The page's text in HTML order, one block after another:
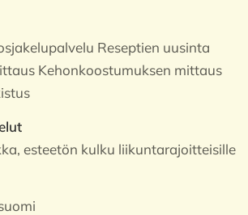
Reseptien uusinta
Kehonkoostumuksen mittaus
esteetön kulku liikuntarajoitteisille